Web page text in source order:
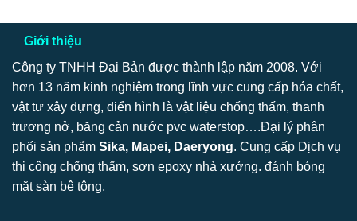
đến
Giới thiệu
Công ty TNHH Đại Bản được thành lập năm 2008. Với
hơn 13 năm kinh nghiệm trong lĩnh vực cung cấp hóa chất,
vật tư xây dựng, điển hình là vật liệu chống thấm, thanh
trương nở, băng cản nước pvc waterstop….Đại lý phân
phối sản phẩm Sika, Mapei, Daeryong. Cung cấp Dịch vụ
thi công chống thấm, sơn epoxy nhà xưởng. đánh bóng
mặt sàn bê tông.